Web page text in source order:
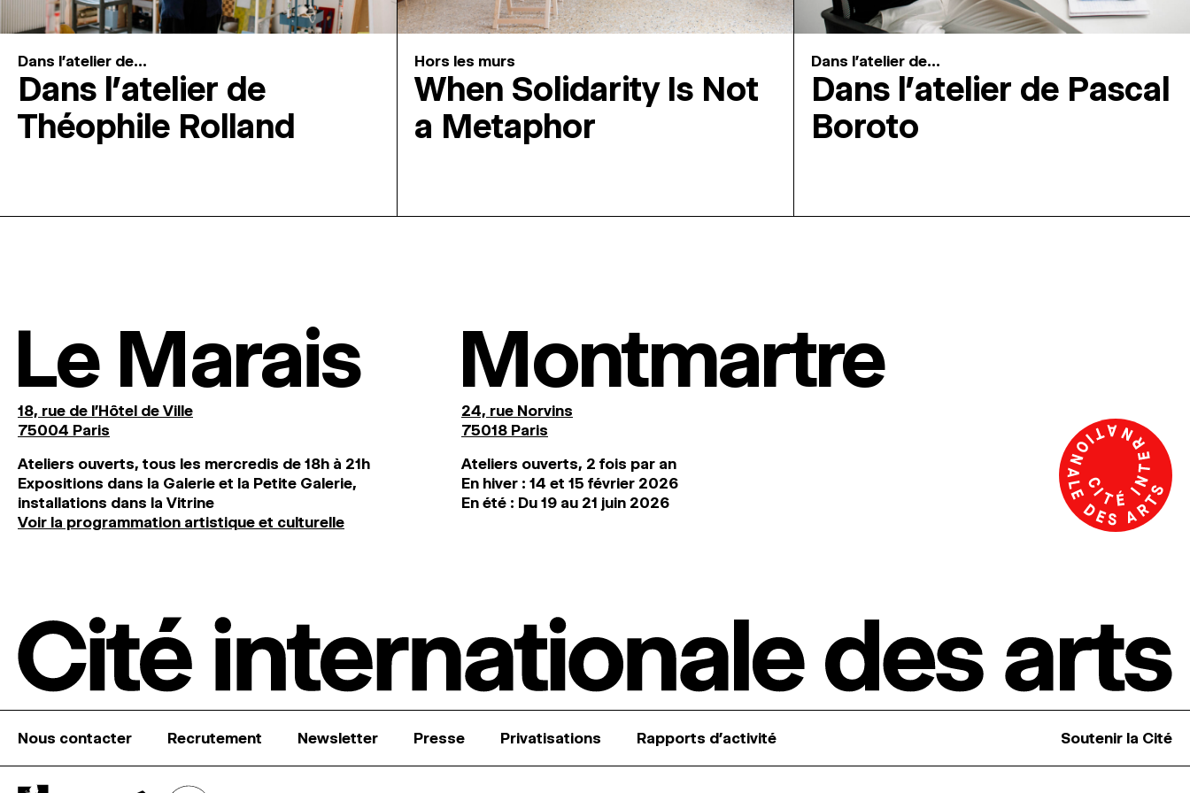
Dans l'atelier de...
Dans l’atelier de
Théophile Rolland
Hors les murs
When Solidarity Is Not
a Metaphor
Dans l'atelier de...
Dans l’atelier de Pascal
Boroto
Le Marais
18, rue de l'Hôtel de Ville
75004 Paris
Ateliers ouverts, tous les mercredis de 18h à 21h
Expositions dans la Galerie et la Petite Galerie,
installations dans la Vitrine
Voir la programmation artistique et culturelle
Montmartre
24, rue Norvins
75018 Paris
Ateliers ouverts, 2 fois par an
En hiver : 14 et 15 février 2026
En été : Du 19 au 21 juin 2026
Nous contacter Recrutement Newsletter Presse Privatisations Rapports d’activité Soutenir la Cité